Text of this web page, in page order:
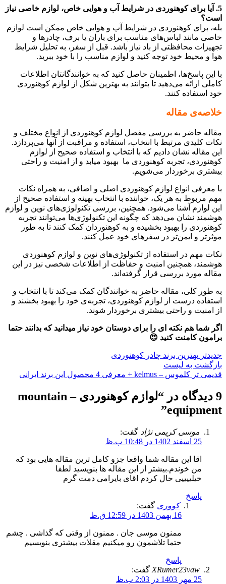
5. آیا برای کوهنوردی در شرایط آب و هوایی خاص، لوازم خاصی نیاز
است؟
بله، برای کوهنوردی در شرایط آب و هوایی خاص ممکن است لوازم
خاصی مانند لباس‌های مناسب برای باران یا برف، چادرها و
تجهیزات محافظتی از باد نیاز باشد. قبل از سفر، به تحلیل شرایط
هوا و محیط خود توجه کنید و لوازم مناسب را با خود ببرید.
با این پاسخ‌ها، اطمینان حاصل کنید که به خوانندگانتان اطلاعات
کاملی ارائه می‌دهید تا بتوانند به بهترین شکل از لوازم کوهنوردی
خود استفاده کنند.
خلاصه‌ی مقاله
مقاله حاضر به بررسی مفصل لوازم کوهنوردی از انواع مختلف و
نکات کلیدی مرتبط با انتخاب، استفاده و مراقبت از آنها می‌پردازد.
این مقاله نشان دادیم که با انتخاب و استفاده صحیح از لوازم
کوهنوردی، تجربه کوهنوردی ما بهبود میابد و از امنیت و راحتی
بیشتری برخوردار می‌شویم.
با معرفی انواع لوازم کوهنوردی اصلی و اضافی، به همراه نکات
مهم مربوط به هر یک، خواننده با انتخاب بهینه و استفاده صحیح از
این لوازم آشنا می‌شود. همچنین، بررسی تکنولوژی‌های نوین و لوازم
هوشمند نشان می‌دهد که چگونه این تکنولوژی‌ها می‌توانند تجربه
کوهنوردی را بهبود بخشیده و به کوهنوردان کمک کنند تا به طور
موثرتر و ایمن‌تر در سفرهای خود عمل کنند.
نکات مهم در استفاده از تکنولوژی‌های نوین و لوازم کوهنوردی
هوشمند، همچنین امنیت و حفاظت از اطلاعات شخصی نیز در این
مقاله مورد بررسی قرار گرفته‌اند.
به طور کلی، مقاله حاضر به خوانندگان کمک می‌کند تا با انتخاب و
استفاده درست از لوازم کوهنوردی، تجربه‌ی خود را بهبود بخشند و
از امنیت و راحتی بیشتری برخوردار شوند.
اگر شما هم نکته ای را برای دوستان خود نیاز میدانید که بدانند حتما
برامون کامنت کنید 😍
جدیدتر بهترین برند چادر کوهنوردی
بازگشت به لیست
قدیمی تر کلموس – kelmus + معرفی 4 محصول این برند ایرانی
9 دیدگاه در “
لوازم کوهنوردی – mountain
equipment
”
موسی کریمی نژاد گفت:
25 اسفند 1402 در 10:48 ب.ظ
اقا این مقاله شما واقعا جزو کامل ترین مقاله هایی بود که
من خوندم.بیشتر از این مقاله ها بنویسید لطفا
خیلییییی حال کردم اقای بایرامی دمت گرم
پاسخ
کووری گفت:
16 بهمن 1403 در 12:59 ق.ظ
ممنون موسی جان . ممنون از وقتی که گذاشی . چشم
حتما تلاشمون رو میکنیم مقلات بیشتری بنویسیم
پاسخ
XRumer23vaw گفت:
25 مهر 1403 در 2:03 ب.ظ